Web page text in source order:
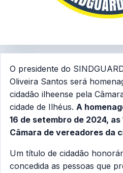
O presidente do
Oliveira Santos será
cidadão ilheense pela
cidade de Ilhéus.A
16 de setembro de 2024,
Câmara de vereadores da
Um título de cidadão
concedida as pessoas que